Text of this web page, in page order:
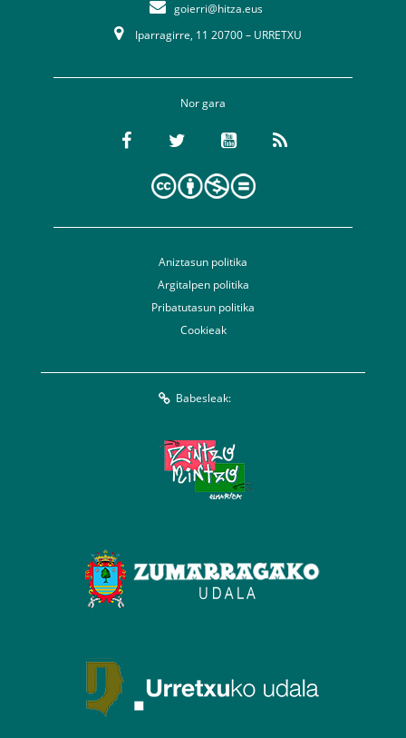
goierri@hitza.eus
Iparragirre, 11 20700 – URRETXU
Nor gara
Aniztasun politika
Argitalpen politika
Pribatutasun politika
Cookieak
Babesleak: